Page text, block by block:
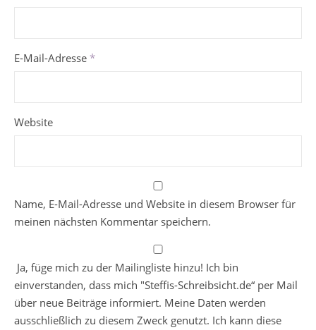
E-Mail-Adresse *
Website
Name, E-Mail-Adresse und Website in diesem Browser für
meinen nächsten Kommentar speichern.
Ja, füge mich zu der Mailingliste hinzu! Ich bin
einverstanden, dass mich "Steffis-Schreibsicht.de“ per Mail
über neue Beiträge informiert. Meine Daten werden
ausschließlich zu diesem Zweck genutzt. Ich kann diese